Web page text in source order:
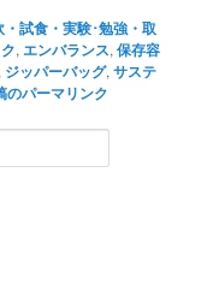
・試食・実験･勉強・取
, エンバランス,保存容
ジッパーバッグ,サステ
のパーマリンク